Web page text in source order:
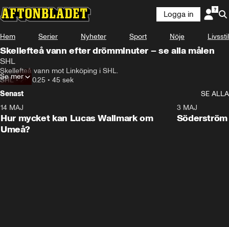
Logga in
Hem Serier Nyheter Sport Nöje Livsstil
Skellefteå vann efter drömminuter – se alla målen
SHL
Skellefteå vann mot Linköping i SHL.
SHL•25.10.25 • 45 sek
Se mer
Senast
SE ALLA
Plus
14 MAJ
Hur mycket kan Lucas Wallmark om
Umeå?
3 MAJ